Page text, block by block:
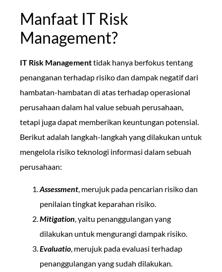
Manfaat IT Risk
Management?
IT Risk Managementtidak hanya berfokus tentang
penanganan terhadap risiko dan dampak negatif dari
hambatan-hambatan di atas terhadap operasional
perusahaan dalam hal value sebuah perusahaan,
tetapi juga dapat memberikan keuntungan potensial.
Berikut adalah langkah-langkah yang dilakukan untuk
mengelola risiko teknologi informasi dalam sebuah
perusahaan:
Assessment , merujuk pada pencarian risiko dan
penilaian tingkat keparahan risiko.
Mitigation , yaitu penanggulangan yang
dilakukan untuk mengurangi dampak risiko.
Evaluatio , merujuk pada evaluasi terhadap
penanggulangan yang sudah dilakukan.